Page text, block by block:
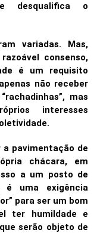
desqualifica o
variadas. Mas,
consenso,
é um requisito
não receber
mas
interesses
a pavimentação de
chácara, em
a um posto de
é uma exigência
para ser um bom
ter humildade e
serão objeto de